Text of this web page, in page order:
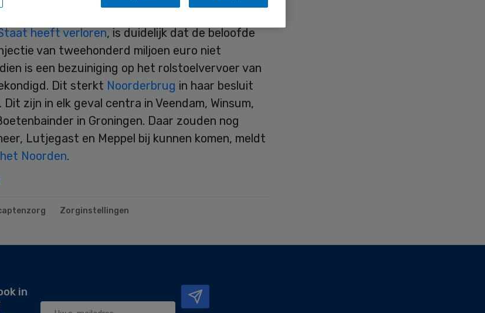
heeft verloren, is duidelijk dat de beloofde
van tweehonderd miljoen euro niet
is een bezuiniging op het rolstoelvervoer van
Dit sterkt Noorderbrug in haar besluit
zijn in elk geval centra in Veendam, Winsum,
in Groningen. Daar zouden nog
Lutjegast en Meppel bij kunnen komen, meldt
Noorden.
Zorginstellingen
in